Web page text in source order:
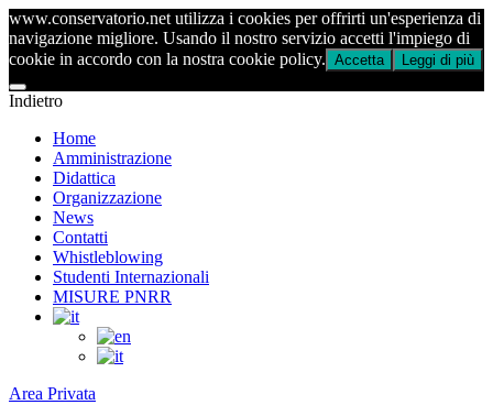
www.conservatorio.net utilizza i cookies per offrirti un'esperienza di
navigazione migliore. Usando il nostro servizio accetti l'impiego di
cookie in accordo con la nostra cookie policy. Accetta Leggi di più
Indietro
Home
Amministrazione
Didattica
Organizzazione
News
Contatti
Whistleblowing
Studenti Internazionali
MISURE PNRR
Area Privata